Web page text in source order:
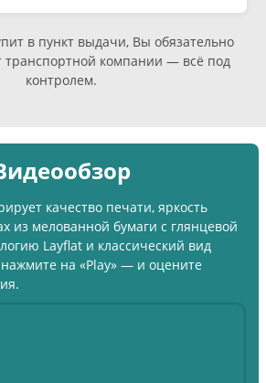
в пункт выдачи, Вы обязательно
транспортной компании — всё под
контролем.
качество печати, яркость
из мелованной бумаги с глянцевой
Layflat и классический вид
на «Play» — и оцените